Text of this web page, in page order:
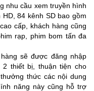
nhu cầu xem truyền hình
84 kênh SD bao gồm
cấp, khách hàng cũng
rạp, phim bom tấn đa
sẽ được đăng nhập
thiết bị, thuận tiện cho
thức các nội dung
năng này cũng hỗ trợ